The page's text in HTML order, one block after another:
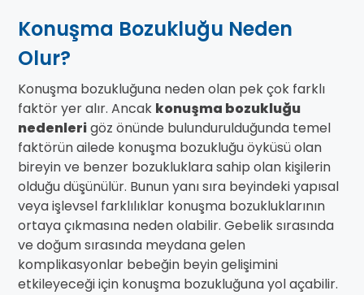
Konuşma Bozukluğu Neden
Olur?
Konuşma bozukluğuna neden olan pek çok farklı
faktör yer alır. Ancak konuşma bozukluğu
nedenlerigöz önünde bulundurulduğunda temel
faktörün ailede konuşma bozukluğu öyküsü olan
bireyin ve benzer bozukluklara sahip olan kişilerin
olduğu düşünülür. Bunun yanı sıra beyindeki yapısal
veya işlevsel farklılıklar konuşma bozukluklarının
ortaya çıkmasına neden olabilir. Gebelik sırasında
ve doğum sırasında meydana gelen
komplikasyonlar bebeğin beyin gelişimini
etkileyeceği için konuşma bozukluğuna yol açabilir.